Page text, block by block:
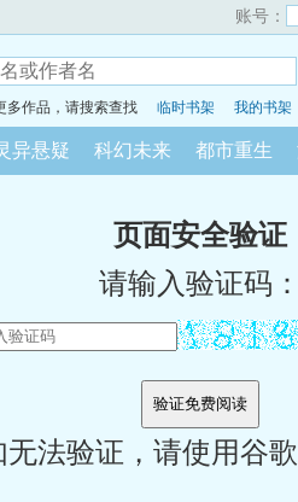
账号：
多作品，请搜索查找 临时书架 我的书架
异悬疑 科幻未来 都市重生
页面安全验证
请输入验证码：
法验证，请使用谷歌